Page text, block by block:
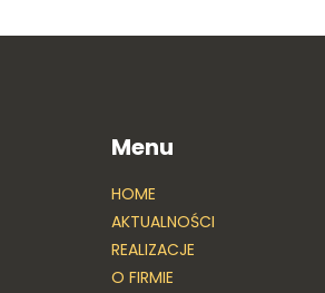
Menu
HOME
AKTUALNOŚCI
REALIZACJE
O FIRMIE